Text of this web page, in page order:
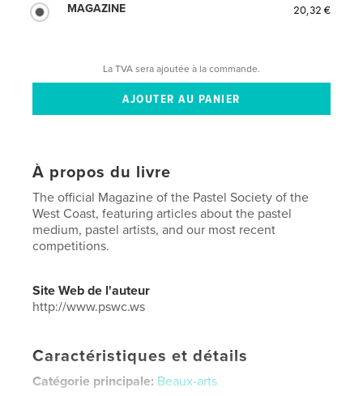
MAGAZINE
20,32 €
La TVA sera ajoutée à la commande.
À propos du livre
The official Magazine of the Pastel Society of the
West Coast, featuring articles about the pastel
medium, pastel artists, and our most recent
competitions.
Site Web de l'auteur
http://www.pswc.ws
Caractéristiques et détails
Catégorie principale: Beaux-arts